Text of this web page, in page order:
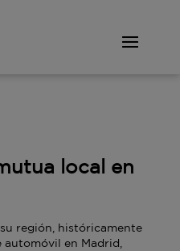
local en
región, históricamente
en Madrid,